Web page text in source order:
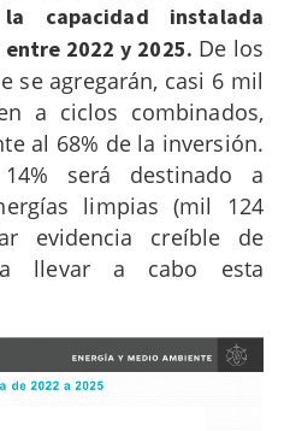
capacidad instalada
2022 y 2025. De los
se agregarán, casi 6 mil
a ciclos combinados,
al 68% de la inversión.
será destinado a
limpias (mil 124
evidencia creíble de
llevar a cabo esta